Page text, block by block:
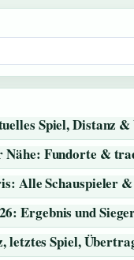
Spiel, Distanz &
Nähe: Fundorte &
Alle Schauspieler
Ergebnis und
letztes Spiel,